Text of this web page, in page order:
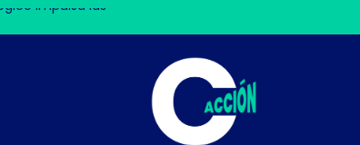
impulsa las